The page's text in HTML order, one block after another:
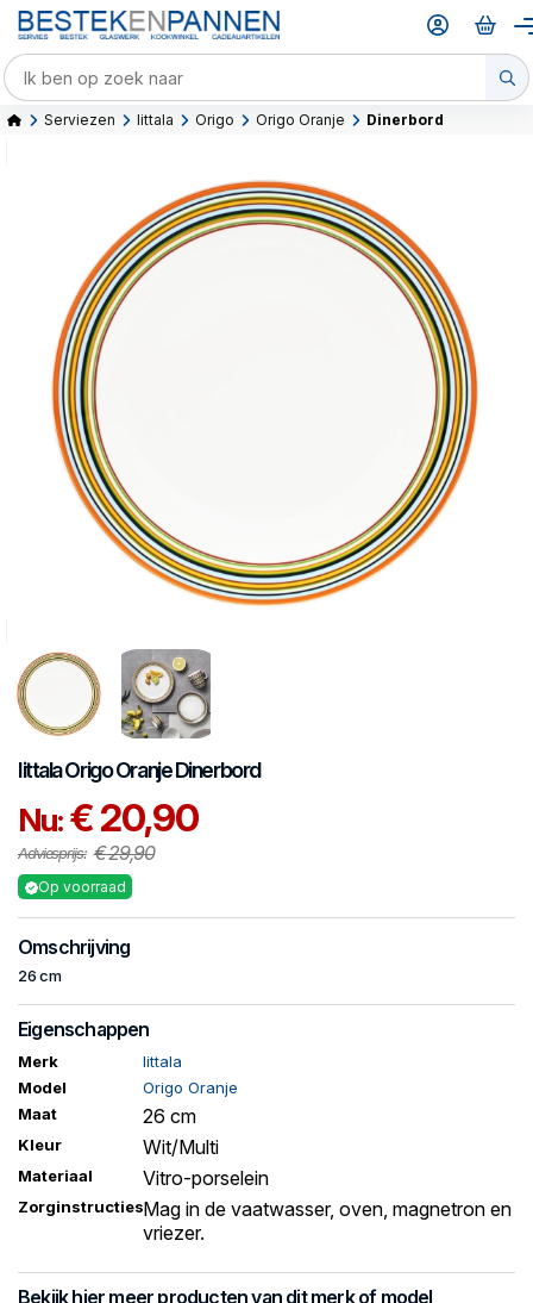
Serviezen Iittala Origo Origo Oranje Dinerbord
IittalaOrigo OranjeDinerbord
Nu:€ 20,90
Adviesprijs: € 29,90
Op voorraad
Omschrijving
26 cm
Eigenschappen
Merk
Iittala
Model
Origo Oranje
Maat
26 cm
Kleur Wit/Multi
Materiaal Vitro-porselein
ZorginstructiesMag in de vaatwasser, oven, magnetron en
vriezer.
Bekijk hier meer producten van dit merk of model